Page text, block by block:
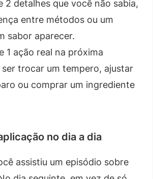
2 detalhes que você não sabia,
entre métodos ou um
sabor aparecer.
1 ação real na próxima
trocar um tempero, ajustar
ou comprar um ingrediente
no dia a dia
assistiu um episódio sobre